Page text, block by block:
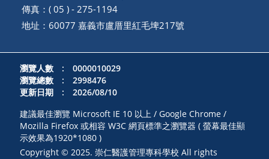
傳真：( 05 ) - 275-1194
地址： 60077 嘉義市盧厝里紅毛埤217號
瀏覽人數 : 0000010029
瀏覽總數 : 2998476
更新日期 : 2026/08/10
建議最佳瀏覽 Microsoft IE 10 以上 / Google Chrome /
Mozilla Firefox 或相容 W3C 網頁標準之瀏覽器 ( 螢幕最佳顯
示效果為1920*1080 )
Copyright © 2025. 崇仁醫護管理專科學校 All rights